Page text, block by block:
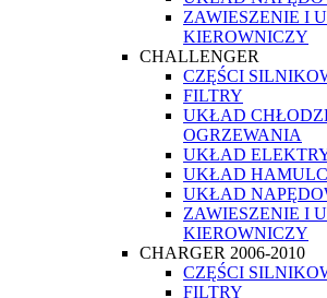
ZAWIESZENIE I
KIEROWNICZY
CHALLENGER
CZĘŚCI
FILTRY
UKŁAD
OGRZEWANIA
UKŁAD
UKŁAD
UKŁAD
ZAWIESZENIE I
KIEROWNICZY
CHARGER 2006-2010
CZĘŚCI
FILTRY